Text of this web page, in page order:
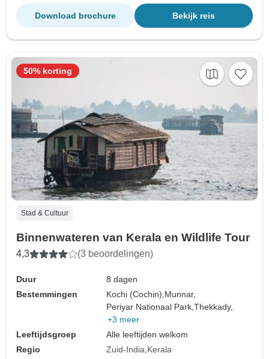
Bekijk reis
Download brochure
Stad & Cultuur
Binnenwateren van Kerala en Wildlife Tour
4,3 (3 beoordelingen)
Duur
8 dagen
Bestemmingen
Kochi (Cochin),Munnar,
Periyar Nationaal Park,Thekkady,
+3 meer
Leeftijdsgroep
Alle leeftijden welkom
Regio
Zuid-India Kerala
50% korting